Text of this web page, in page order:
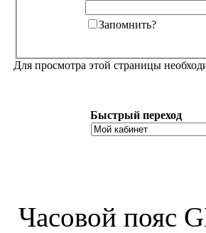
Запомнить?
Для просмотра этой страницы
Быстрый переход
Часовой пояс